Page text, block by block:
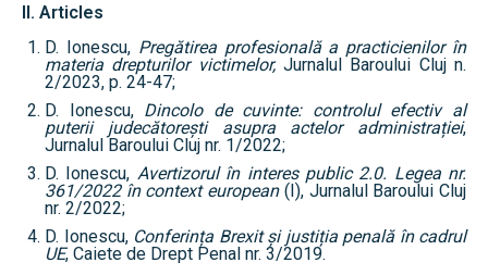
II. Articles
D. Ionescu, Pregătirea profesională a practicienilor în
materia drepturilor victimelor, Jurnalul Baroului Cluj n.
2/2023, p. 24-47;
D. Ionescu, Dincolo de cuvinte: controlul efectiv al
puterii judecătorești asupra actelor administrației,
Jurnalul Baroului Cluj nr. 1/2022;
D. Ionescu, Avertizorul în interes public 2.0. Legea nr.
361/2022 în context european(I), Jurnalul Baroului Cluj
nr. 2/2022;
D. Ionescu, Conferința Brexit și justiția penală în cadrul
UE, Caiete de Drept Penal nr. 3/2019.